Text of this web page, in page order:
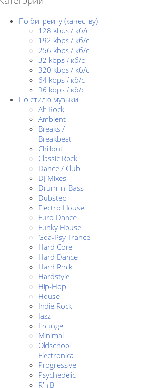
По битрейту (качеству)
128 kbps / кб/c
192 kbps / кб/c
256 kbps / кб/с
32 kbps / кб/c
320 kbps / кб/с
64 kbps / кб/c
96 kbps / кб/c
По стилю музыки
Alt Rock
Ambient
Breaks /
Breakbeat
Chillout
Classic Rock
Dance / Club
DJ Mixes
Drum 'n' Bass
Dubstep
Electro House
Euro Dance
Funky House
Goa-Psy Trance
Hard Core
Hard Dance
Hard Rock
Hardstyle
Hip-Hop
House
Indie Rock
Jazz
Lounge
Minimal
Oldschool
Electronica
Progressive
Psychedelic
R'n'B